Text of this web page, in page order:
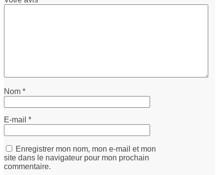
Nom *
E-mail *
Enregistrer mon nom, mon e-mail et mon
site dans le navigateur pour mon prochain
commentaire.